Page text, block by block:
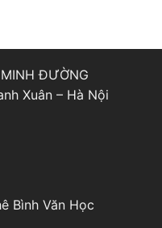
ĐƯỜNG
Xuân – Hà Nội
Bình Văn Học